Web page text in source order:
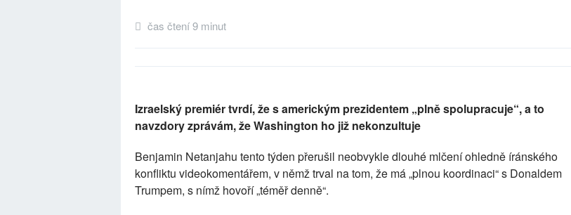
čas čtení 9 minut
Izraelský premiér tvrdí, že s americkým prezidentem „plně spolupracuje“, a to
navzdory zprávám, že Washington ho již nekonzultuje
Benjamin Netanjahu tento týden přerušil neobvykle dlouhé mlčení ohledně íránského
konfliktu videokomentářem, v němž trval na tom, že má „plnou koordinaci“ s Donaldem
Trumpem, s nímž hovoří „téměř denně“.